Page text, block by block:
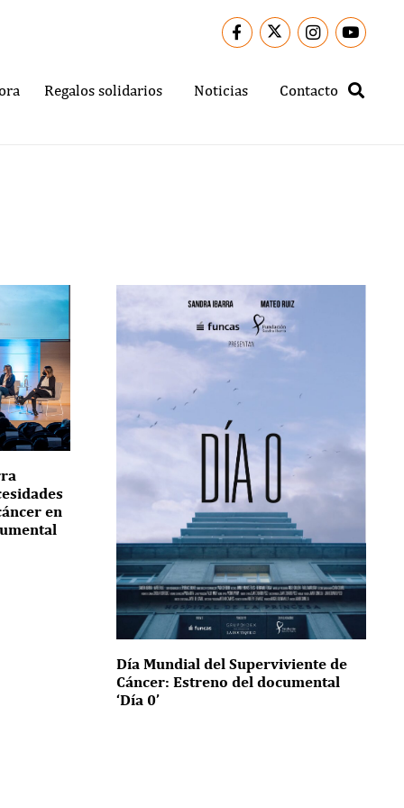
Regalos solidarios Noticias Contacto
en
Día Mundial del Superviviente de
Cáncer: Estreno del documental
‘Día 0’